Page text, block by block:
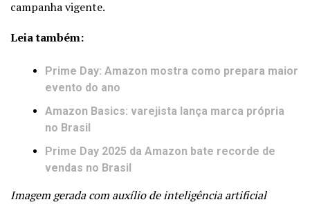
campanha vigente.
Leia também:
Prime Day: Amazon mostra como prepara maior
evento do ano
Amazon Basics: varejista lança marca própria
no Brasil
Prime Day 2025 da Amazon bate recorde de
vendas no Brasil
Imagem gerada com auxílio de inteligência artificial